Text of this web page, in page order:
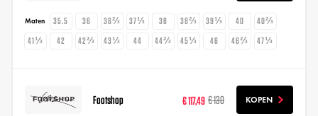
Maten 35.5 36 36⅔ 37⅓ 38 38⅔ 39⅓ 40
40⅔
41⅓
42 42⅔ 43⅓ 44 44⅔ 45⅓ 46 46⅔ 47⅓
Footshop € 117,49 € 130 KOPEN